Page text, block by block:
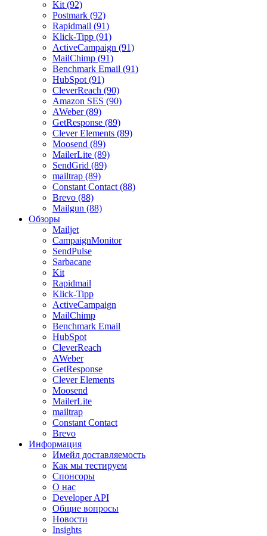
Kit (92)
Postmark (92)
Rapidmail (91)
Klick-Tipp (91)
ActiveCampaign (91)
MailChimp (91)
Benchmark Email (91)
HubSpot (91)
CleverReach (90)
Amazon SES (90)
AWeber (89)
GetResponse (89)
Clever Elements (89)
Moosend (89)
MailerLite (89)
SendGrid (89)
mailtrap (89)
Constant Contact (88)
Brevo (88)
Mailgun (88)
Обзоры
Mailjet
CampaignMonitor
SendPulse
Sarbacane
Kit
Rapidmail
Klick-Tipp
ActiveCampaign
MailChimp
Benchmark Email
HubSpot
CleverReach
AWeber
GetResponse
Clever Elements
Moosend
MailerLite
mailtrap
Constant Contact
Brevo
Информация
Имейл доставляемость
Как мы тестируем
Спонсоры
О нас
Developer API
Общие вопросы
Новости
Insights